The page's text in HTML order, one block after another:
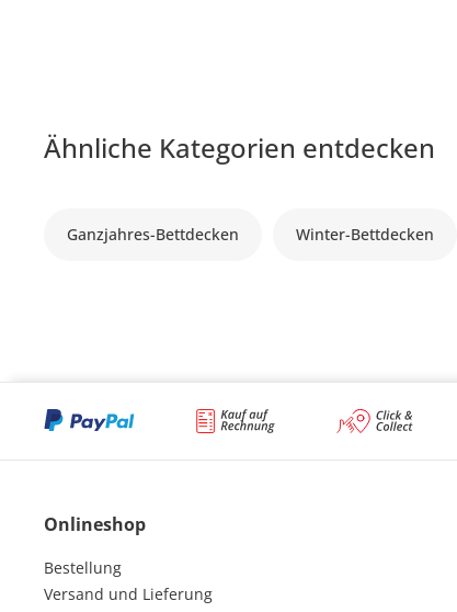
Ähnliche Kategorien entdecken
Ganzjahres-Bettdecken Winter-Bettdecken
Onlineshop
Bestellung
Versand und Lieferung